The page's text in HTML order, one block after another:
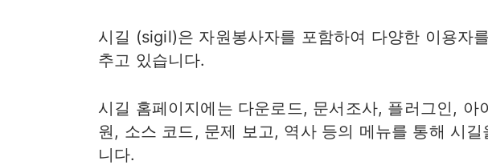
시길 (sigil)은 자원봉사자를 포함하여 다양한 이용자
추고 있습니다.
시길 홈페이지에는 다운로드, 문서조사, 플러그인, 아
원, 소스 코드, 문제 보고, 역사 등의 메뉴를 통해 시
니다.